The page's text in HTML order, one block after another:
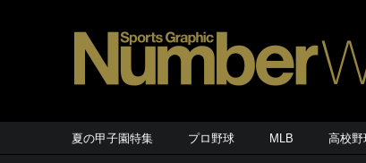
夏の甲子園特集 プロ野球 MLB 高校野